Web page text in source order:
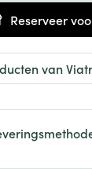
Reserveer
van